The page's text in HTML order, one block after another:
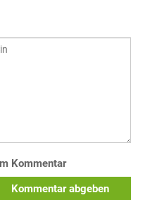
Kommentar
Kommentar abgeben